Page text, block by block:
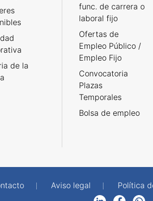
de la
func. de carrera o
laboral fijo
Ofertas de
Empleo Público /
Empleo Fijo
Convocatoria
Plazas
Temporales
Bolsa de empleo
Aviso legal Política